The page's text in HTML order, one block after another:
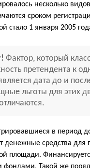
несколько
сроком
стало 1 января 2005
Фактор, который
претендента к
дата до и
льготы для этих
в период
денежные средства для
площади.